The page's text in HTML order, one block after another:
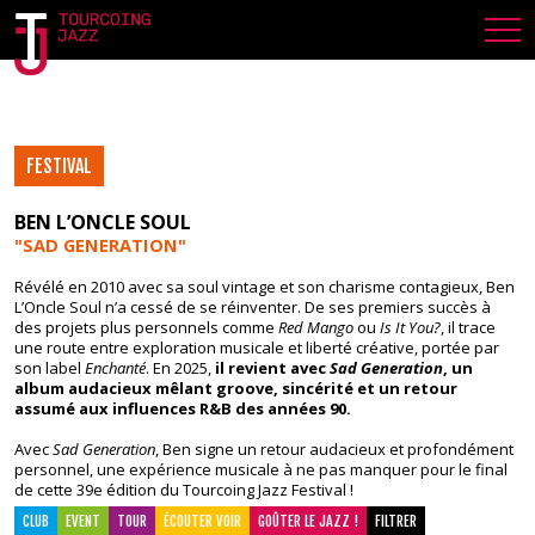
FESTIVAL
BEN L’ONCLE SOUL
"SAD GENERATION"
Révélé en 2010 avec sa soul vintage et son charisme contagieux, Ben
L’Oncle Soul n’a cessé de se réinventer. De ses premiers succès à
des projets plus personnels comme Red Mangoou Is It You?, il trace
une route entre exploration musicale et liberté créative, portée par
son label Enchanté. En 2025, il revient avecSad Generation, un
album audacieux mêlant groove, sincérité et un retour
assumé aux influences R&B des années 90.
AvecSad Generation, Ben signe un retour audacieux et profondément
personnel, une expérience musicale à ne pas manquer pour le final
de cette 39e édition du Tourcoing Jazz Festival !
CLUB EVENT TOUR ÉCOUTER VOIR GOÛTER LE JAZZ ! FILTRER